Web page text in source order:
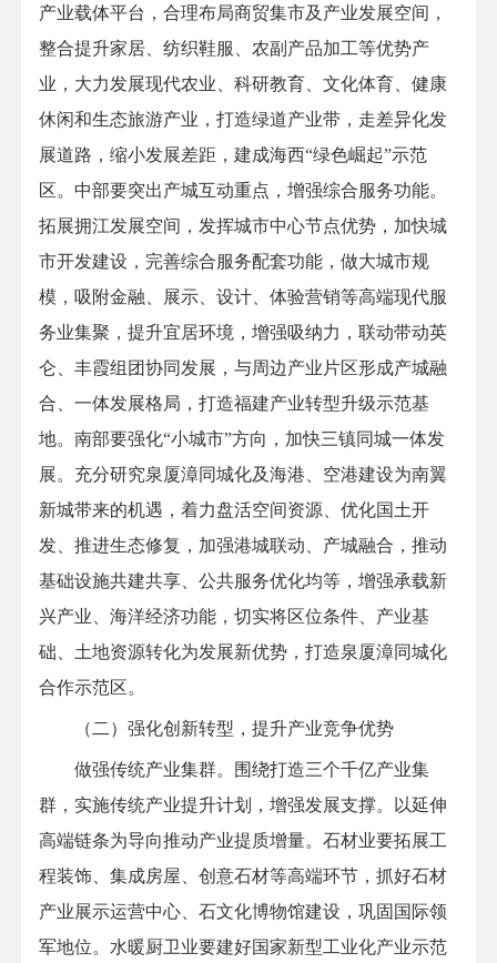
产业载体平台，合理布局商贸集市及产业发展空间，
整合提升家居、纺织鞋服、农副产品加工等优势产
业，大力发展现代农业、科研教育、文化体育、健康
休闲和生态旅游产业，打造绿道产业带，走差异化发
展道路，缩小发展差距，建成海西“绿色崛起”示范
区。中部要突出产城互动重点，增强综合服务功能。
拓展拥江发展空间，发挥城市中心节点优势，加快城
市开发建设，完善综合服务配套功能，做大城市规
模，吸附金融、展示、设计、体验营销等高端现代服
务业集聚，提升宜居环境，增强吸纳力，联动带动英
仑、丰霞组团协同发展，与周边产业片区形成产城融
合、一体发展格局，打造福建产业转型升级示范基
地。南部要强化“小城市”方向，加快三镇同城一体发
展。充分研究泉厦漳同城化及海港、空港建设为南翼
新城带来的机遇，着力盘活空间资源、优化国土开
发、推进生态修复，加强港城联动、产城融合，推动
基础设施共建共享、公共服务优化均等，增强承载新
兴产业、海洋经济功能，切实将区位条件、产业基
础、土地资源转化为发展新优势，打造泉厦漳同城化
合作示范区。
（二）强化创新转型，提升产业竞争优势
做强传统产业集群。围绕打造三个千亿产业集
群，实施传统产业提升计划，增强发展支撑。以延伸
高端链条为导向推动产业提质增量。石材业要拓展工
程装饰、集成房屋、创意石材等高端环节，抓好石材
产业展示运营中心、石文化博物馆建设，巩固国际领
军地位。水暖厨卫业要建好国家新型工业化产业示范